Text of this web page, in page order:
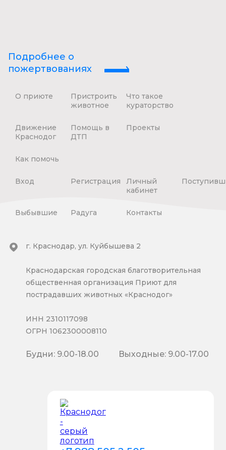
Подробнее о
пожертвованиях
О приюте
Пристроить
животное
Что такое
кураторство
Движение
Краснодог
Помощь в
ДТП
Проекты
Как помочь
Вход Регистрация
Личный
кабинет
Выбывшие Радуга Контакты
г. Краснодар, ул. Куйбышева 2
Краснодарская городская благотворительная
общественная организация Приют для
пострадавших животных «Краснодог»
ИНН 2310117098
ОГРН 1062300008110
Будни: 9.00-18.00 Выходные: 9.00-17.00